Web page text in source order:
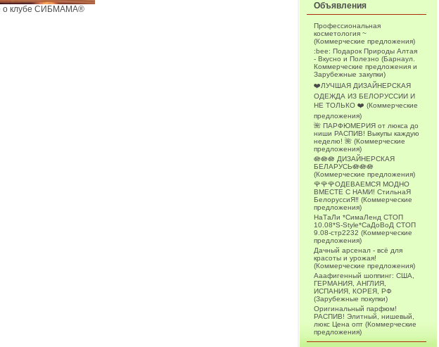
о клубе СИБМАМА® Объявления
Профессиональная
косметология ~
(Коммерческие предложения)
:bee: Подарок Природы Алтая
- Вкусно и Полезно (Барнаул.
Коммерческие предложения и
Зарубежные закупки)
❤️ЛУЧШАЯ ДИЗАЙНЕРСКАЯ
ОДЕЖДА ИЗ БЕЛОРУССИИ И
НЕ ТОЛЬКО ❤️ (Коммерческие
предложения)
🌺 ПАРФЮМЕРИЯ от люкса до
ниши РАСПИВ! Выкупы каждую
неделю! 🌺 (Коммерческие
предложения)
🪷🪷🪷 ДИЗАЙНЕРСКАЯ
БЕЛАРУСЬ🪷🪷🪷
(Коммерческие предложения)
🌹🌹🌹ОДЕВАЕМСЯ МОДНО
ВМЕСТЕ С НАМИ! СтильнаЯ
БелоруссиЯ‼ (Коммерческие
предложения)
НаТаЛи *СимаЛенд СТОП
10.08*S-Style*СаДоВоД СТОП
9.08-стр2232 (Коммерческие
предложения)
Дачный арсенал - всё для
красоты и урожая!
(Коммерческие предложения)
Ааафигенный шоппинг: США,
ГЕРМАНИЯ, АНГЛИЯ,
ИСПАНИЯ, КОРЕЯ, РФ
(Зарубежные покупки)
Оригинальный парфюм!
РАСПИВ! Элитный, нишевый,
люкс Цена опт (Коммерческие
предложения)